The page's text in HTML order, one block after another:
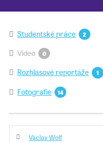
Studentské práce 2
Video 0
Rozhlasové reportáže 1
Fotografie 14
Václav Wolf